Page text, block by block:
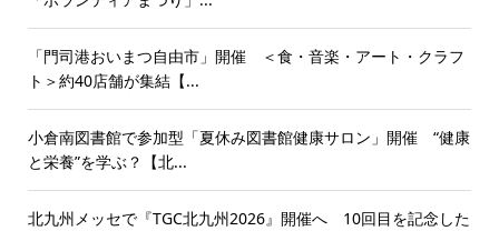
「門司港おいまつ自由市」開催 ＜食・音楽・アート・クラフ
ト＞約40店舗が集結【...
小倉南図書館で参加型「夏休み図書館健康サロン」開催 “健康
と栄養”を学ぶ？【北...
北九州メッセで『TGC北九州2026』開催へ 10回目を記念した